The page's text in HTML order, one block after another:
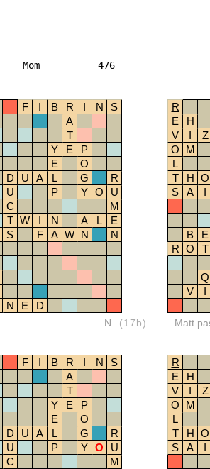
Mom 476
F I B R I N
S
A
T
Y E
P
E
O
D U A L G
R
U P Y O
U
C
M
T W I N A L
E
S F A W N
N
N E D
N (17b)
R
E
H
V
I
Z
O
M
L
T
H O
S
A I
B
E
R O T
Q
V
I
Matt
F I B R I N
S
A
T
Y E
P
E
O
D U A L G
R
U P Y O
U
C
M
R
E
H
V
I
Z
O
M
L
T
H O
S
A I